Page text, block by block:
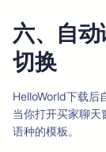
六、自
切换
HelloWorld下载后
当你打开买家聊天
语种的模板。